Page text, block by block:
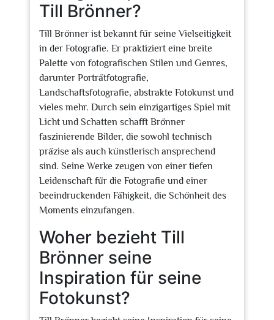
Till Brönner?
Till Brönner ist bekannt für seine Vielseitigkeit
in der Fotografie. Er praktiziert eine breite
Palette von fotografischen Stilen und Genres,
darunter Porträtfotografie,
Landschaftsfotografie, abstrakte Fotokunst und
vieles mehr. Durch sein einzigartiges Spiel mit
Licht und Schatten schafft Brönner
faszinierende Bilder, die sowohl technisch
präzise als auch künstlerisch ansprechend
sind. Seine Werke zeugen von einer tiefen
Leidenschaft für die Fotografie und einer
beeindruckenden Fähigkeit, die Schönheit des
Moments einzufangen.
Woher bezieht Till
Brönner seine
Inspiration für seine
Fotokunst?